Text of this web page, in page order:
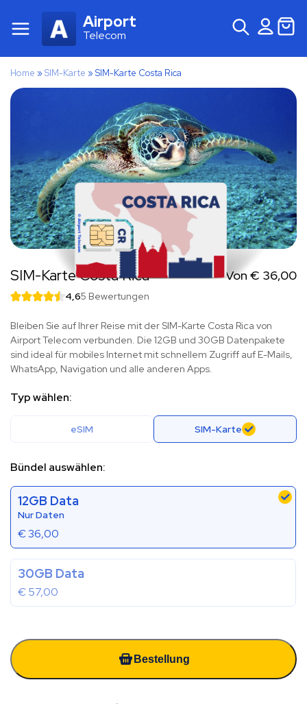
Airport
Telecom
Home »SIM-Karte »SIM-Karte Costa Rica
SIM-Karte Costa Rica Von € 36,00
4,65 Bewertungen
Bleiben Sie auf Ihrer Reise mit der SIM-Karte Costa Rica von
Airport Telecom verbunden. Die 12GB und 30GB Datenpakete
sind ideal für mobiles Internet mit schnellem Zugriff auf E-Mails,
WhatsApp, Navigation und alle anderen Apps.
Typ wählen:
eSIM SIM-Karte
Bündel auswählen:
12GB Data
Nur Daten
€36,00
30GB Data
€57,00
Bestellung